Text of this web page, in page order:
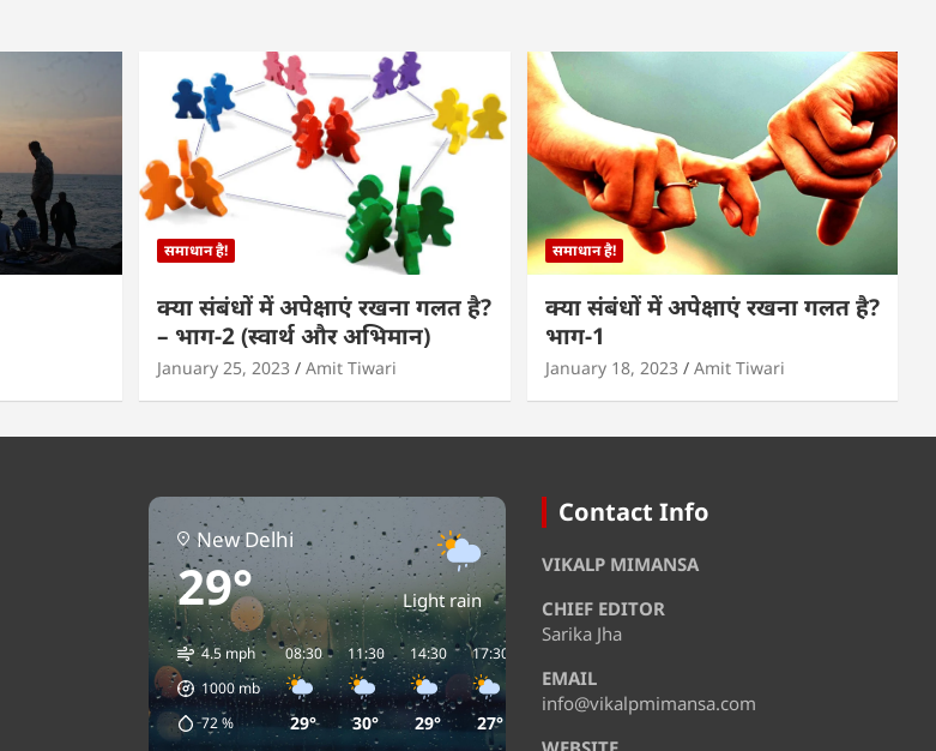
समाधान है!
क्या संबंधों में अपेक्षाएं रखना गलत है?
– भाग-2 (स्वार्थ और अभिमान)
January 25, 2023 Amit Tiwari
समाधान है!
क्या संबंधों में अपेक्षाएं रखना गलत है?
भाग-1
January 18, 2023 Amit Tiwari
New Delhi
29° Light rain
4.5 mph
1000 mb
72%
08:30
29°
11:30
30°
14:30
29°
17:30
27°
Contact Info
VIKALP MIMANSA
CHIEF EDITOR
Sarika Jha
EMAIL
info@vikalpmimansa.com